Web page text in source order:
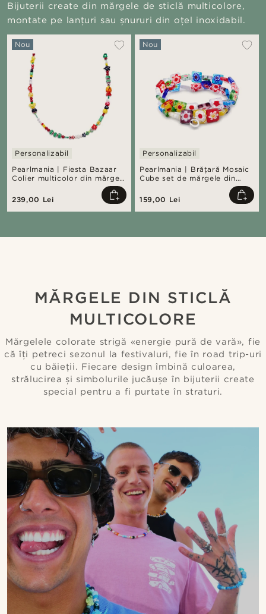
Bijuterii create din mărgele de sticlă multicolore,
montate pe lanțuri sau șnururi din oțel inoxidabil.
Pearlmania | Fiesta Bazaar
Colier multicolor din mărgele
Nou
Personalizabil
239,00 Lei
Pearlmania | Brăţară Mosaic
Cube set de mărgele din
Nou
Personalizabil
159,00 Lei
MĂRGELE DIN STICLĂ
MULTICOLORE
Mărgelele colorate strigă «energie pură de vară», fie
că îți petreci sezonul la festivaluri, fie în road trip-uri
cu băieții. Fiecare design îmbină culoarea,
strălucirea și simbolurile jucăușe în bijuterii create
special pentru a fi purtate în straturi.